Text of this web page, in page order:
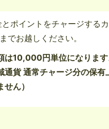
ポイントをチャージする
でお越しください。
は10,000円単位になります
通貨 通常チャージ分の保
ん）